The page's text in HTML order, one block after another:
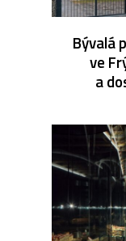
Bývalá
ve
a